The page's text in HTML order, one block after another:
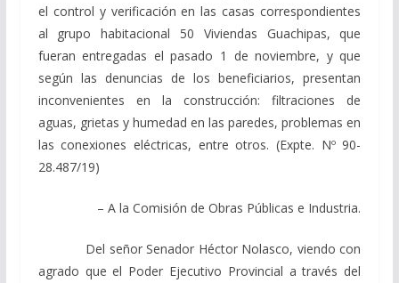
el control y verificación en las casas correspondientes
al grupo habitacional 50 Viviendas Guachipas, que
fueran entregadas el pasado 1 de noviembre, y que
según las denuncias de los beneficiarios, presentan
inconvenientes en la construcción: filtraciones de
aguas, grietas y humedad en las paredes, problemas en
las conexiones eléctricas, entre otros. (Expte. Nº 90-
28.487/19)
– A la Comisión de Obras Públicas e Industria.
Del señor Senador Héctor Nolasco, viendo con
agrado que el Poder Ejecutivo Provincial a través del